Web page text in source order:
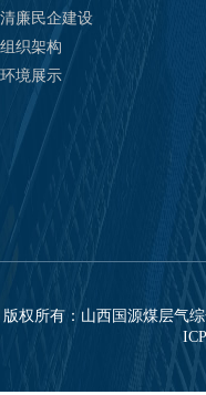
清廉民企建设
组织架构
环境展示
版权所有：山西国源煤层气